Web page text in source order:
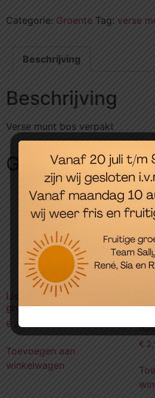
Categorie: Groente Tag: verse
Beschrijving
Beschrijving
Verse munt bos verpakt
Gerelateerde
IJsbergsla krop, super
groot
€ 2,25
Toevoegen aan
winkelwagen
€